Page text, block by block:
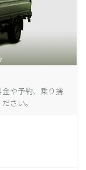
や予約、乗り捨
さい。